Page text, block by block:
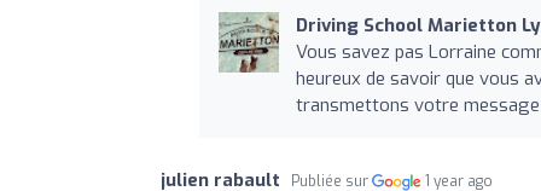
Driving School Marietton
Vous savez pas Lorraine
heureux de savoir que vous
transmettons votre
julien rabault Publiée sur 1 year ago